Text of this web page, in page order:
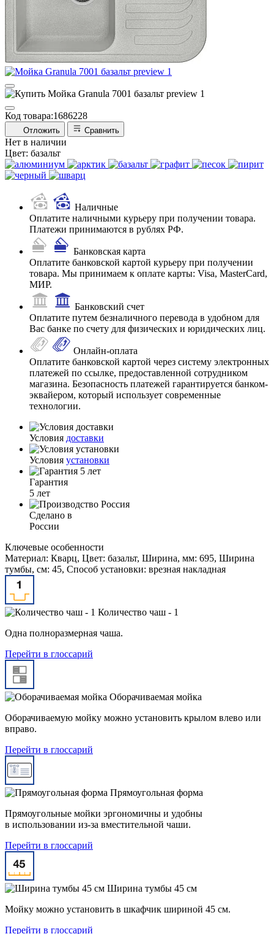
Код товара:1686228
Отложить Сравнить
Нет в наличии
Цвет: базальт
Наличные
Оплатите наличными курьеру при получении товара.
Платежи принимаются в рублях РФ.
Банковская карта
Оплатите банковской картой курьеру при получении
товара. Мы принимаем к оплате карты: Visa, MasterCard,
МИР.
Банковский счет
Оплатите путем безналичного перевода в удобном для
Вас банке по счету для физических и юридических лиц.
Онлайн-оплата
Оплатите банковской картой через систему электронных
платежей по ссылке, предоставленной сотрудником
магазина. Безопасность платежей гарантируется банком-
эквайером, который использует современные
технологии.
Условия доставки
Условия установки
Гарантия
5 лет
Сделано в
России
Ключевые особенности
Материал: Кварц, Цвет: базальт, Ширина, мм: 695, Ширина
тумбы, см: 45, Способ установки: врезная накладная
Количество чаш - 1
Одна полноразмерная чаша.
Перейти в глоссарий
Оборачиваемая мойка
Оборачиваемую мойку можно установить крылом влево или
вправо.
Перейти в глоссарий
Прямоугольная форма
Прямоугольные мойки эргономичны и удобны
в использовании из-за вместительной чаши.
Перейти в глоссарий
Ширина тумбы 45 см
Мойку можно установить в шкафчик шириной 45 см.
Перейти в глоссарий